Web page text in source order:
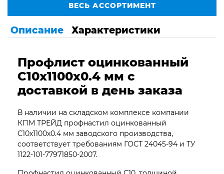
ВЕСЬ АССОРТИМЕНТ
Описание Характеристики
Профлист оцинкованный
С10х1100х0.4 мм с
доставкой в день заказа
В наличии на складском комплексе компании
КПМ ТРЕЙД профнастил оцинкованный
С10х1100х0.4 мм заводского производства,
соответствует требованиям ГОСТ 24045-94 и ТУ
1122-101-77971850-2007.